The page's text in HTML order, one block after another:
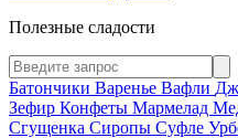
Полезные сладости
Батончики Варенье Вафли
Зефир Конфеты Мармелад
Сгущенка Сиропы Суфле